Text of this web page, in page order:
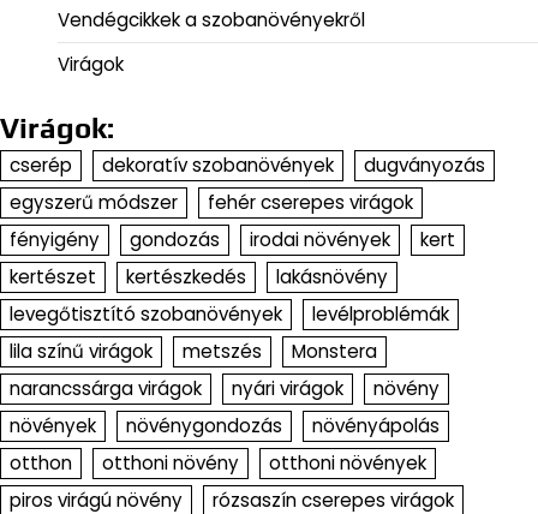
Vendégcikkek a szobanövényekről
Virágok
Virágok:
cserép dekoratív szobanövények
dugványozás
egyszerű módszer
fehér cserepes virágok
fényigény
gondozás irodai növények
kert
kertészet
kertészkedés
lakásnövény
levegőtisztító szobanövények
levélproblémák
lila színű virágok
metszés
Monstera
narancssárga virágok
nyári virágok
növény
növények
növénygondozás
növényápolás
otthon
otthoni növény
otthoni növények
piros virágú növény
rózsaszín cserepes virágok